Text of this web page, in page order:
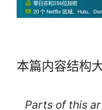
本篇内容结构
Parts of this